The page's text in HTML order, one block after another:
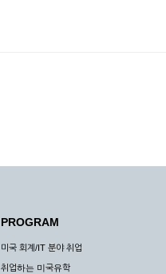
PROGRAM
미국 회계/IT 분야 취업
취업하는 미국유학